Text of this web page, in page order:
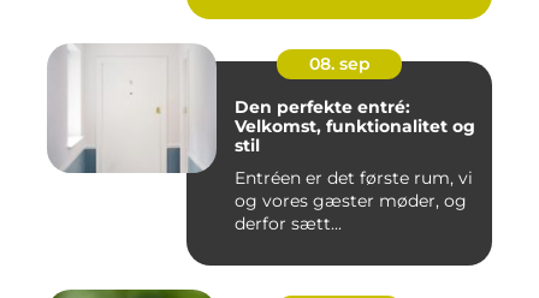
08. sep
Den perfekte entré:
Velkomst, funktionalitet og
stil
Entréen er det første rum, vi
og vores gæster møder, og
derfor sætt...